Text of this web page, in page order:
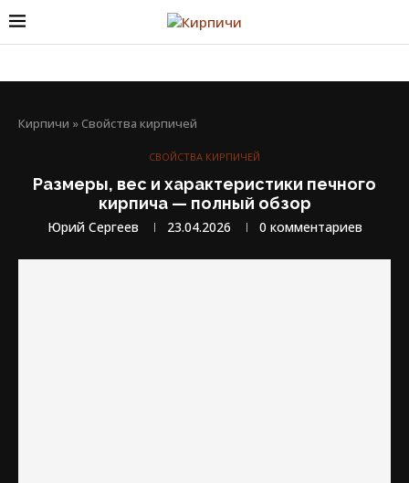
Кирпичи »Свойства кирпичей
СВОЙСТВА КИРПИЧЕЙ
Размеры, вес и характеристики печного
кирпича — полный обзор
Юрий Сергеев 23.04.2026 0 комментариев